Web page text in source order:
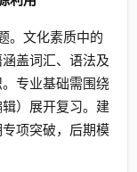
。文化素质中的
盖词汇、语法及
专业基础需围绕
）展开复习。建
项突破，后期模